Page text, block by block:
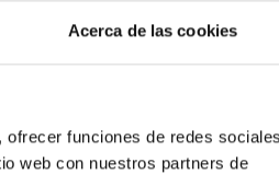
Acerca de las cookies
funciones de redes sociales
web con nuestros partners de